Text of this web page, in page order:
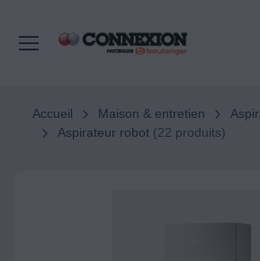
Accueil Maison & entretien
Aspirateur robot(22 produits)